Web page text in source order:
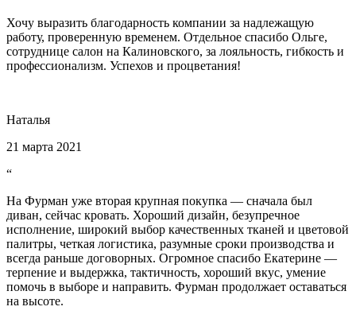
Хочу выразить благодарность компании за надлежащую
работу, проверенную временем. Отдельное спасибо Ольге,
сотруднице салон на Калиновского, за лояльность, гибкость и
профессионализм. Успехов и процветания!
Наталья
21 марта 2021
“
На Фурман уже вторая крупная покупка — сначала был
диван, сейчас кровать. Хороший дизайн, безупречное
исполнение, широкий выбор качественных тканей и цветовой
палитры, четкая логистика, разумные сроки производства и
всегда раньше договорных. Огромное спасибо Екатерине —
терпение и выдержка, тактичность, хороший вкус, умение
помочь в выборе и направить. Фурман продолжает оставаться
на высоте.